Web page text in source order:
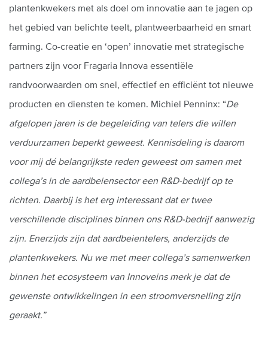
plantenkwekers met als doel om innovatie aan te jagen op
het gebied van belichte teelt, plantweerbaarheid en smart
farming. Co-creatie en ‘open’ innovatie met strategische
partners zijn voor Fragaria Innova essentiële
randvoorwaarden om snel, effectief en efficiënt tot nieuwe
producten en diensten te komen. Michiel Penninx: “De
afgelopen jaren is de begeleiding van telers die willen
verduurzamen beperkt geweest. Kennisdeling is daarom
voor mij dé belangrijkste reden geweest om samen met
collega’s in de aardbeiensector een R&D-bedrijf op te
richten. Daarbij is het erg interessant dat er twee
verschillende disciplines binnen ons R&D-bedrijf aanwezig
zijn. Enerzijds zijn dat aardbeientelers, anderzijds de
plantenkwekers. Nu we met meer collega’s samenwerken
binnen het ecosysteem van Innoveins merk je dat de
gewenste ontwikkelingen in een stroomversnelling zijn
geraakt.”